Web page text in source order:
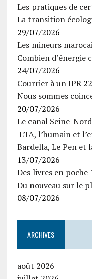
Les pratiques de
La transition
29/07/2026
Les mineurs
Combien d’énergie
24/07/2026
Courrier à un IPR
Nous sommes
20/07/2026
Le canal Seine-Nord
L’IA, l’humain et
Bardella, Le Pen et
13/07/2026
Des livres en poche
Du nouveau sur le
08/07/2026
ARCHIVES
août 2026